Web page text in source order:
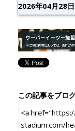
2026年04月28日
この記事をブロ
<a
stadium.com/